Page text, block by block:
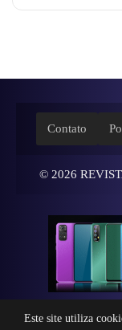
Contato
© 2026
Este site utiliza